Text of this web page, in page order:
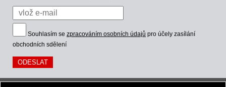
Souhlasím se zpracováním osobních údajů pro účely zasílání
obchodních sdělení